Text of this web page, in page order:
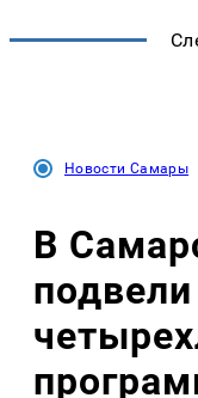
Новости Самары
В
подвели